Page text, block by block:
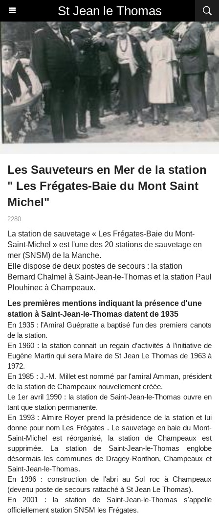
St Jean le Thomas
Les Sauveteurs en Mer de la station
" Les Frégates-Baie du Mont Saint
Michel"
2280
La station de sauvetage « Les Frégates-Baie du Mont-
Saint-Michel » est l'une des 20 stations de sauvetage en
mer (SNSM) de la Manche.
Elle dispose de deux postes de secours : la station
Bernard Chalmel à Saint-Jean-le-Thomas et la station Paul
Plouhinec à Champeaux.
Les premières mentions indiquant la présence d'une
station à Saint-Jean-le-Thomas datent de 1935
En 1935 : l’Amiral Guépratte a baptisé l’un des premiers canots
de la station.
En 1960 : la station connait un regain d’activités à l’initiative de
Eugène Martin qui sera Maire de St Jean Le Thomas de 1963 à
1972.
En 1985 : J.-M. Millet est nommé par l'amiral Amman, président
de la station de Champeaux nouvellement créée.
Le 1er avril 1990 : la station de Saint-Jean-le-Thomas ouvre en
tant que station permanente.
En 1993 : Almire Royer prend la présidence de la station et lui
donne pour nom Les Frégates . Le sauvetage en baie du Mont-
Saint-Michel est réorganisé, la station de Champeaux est
supprimée. La station de Saint-Jean-le-Thomas englobe
désormais les communes de Dragey-Ronthon, Champeaux et
Saint-Jean-le-Thomas.
En 1996 : construction de l'abri au Sol roc à Champeaux
(devenu poste de secours rattaché à St Jean Le Thomas).
En 2001 : la station de Saint-Jean-le-Thomas s'appelle
officiellement station SNSM les Frégates.